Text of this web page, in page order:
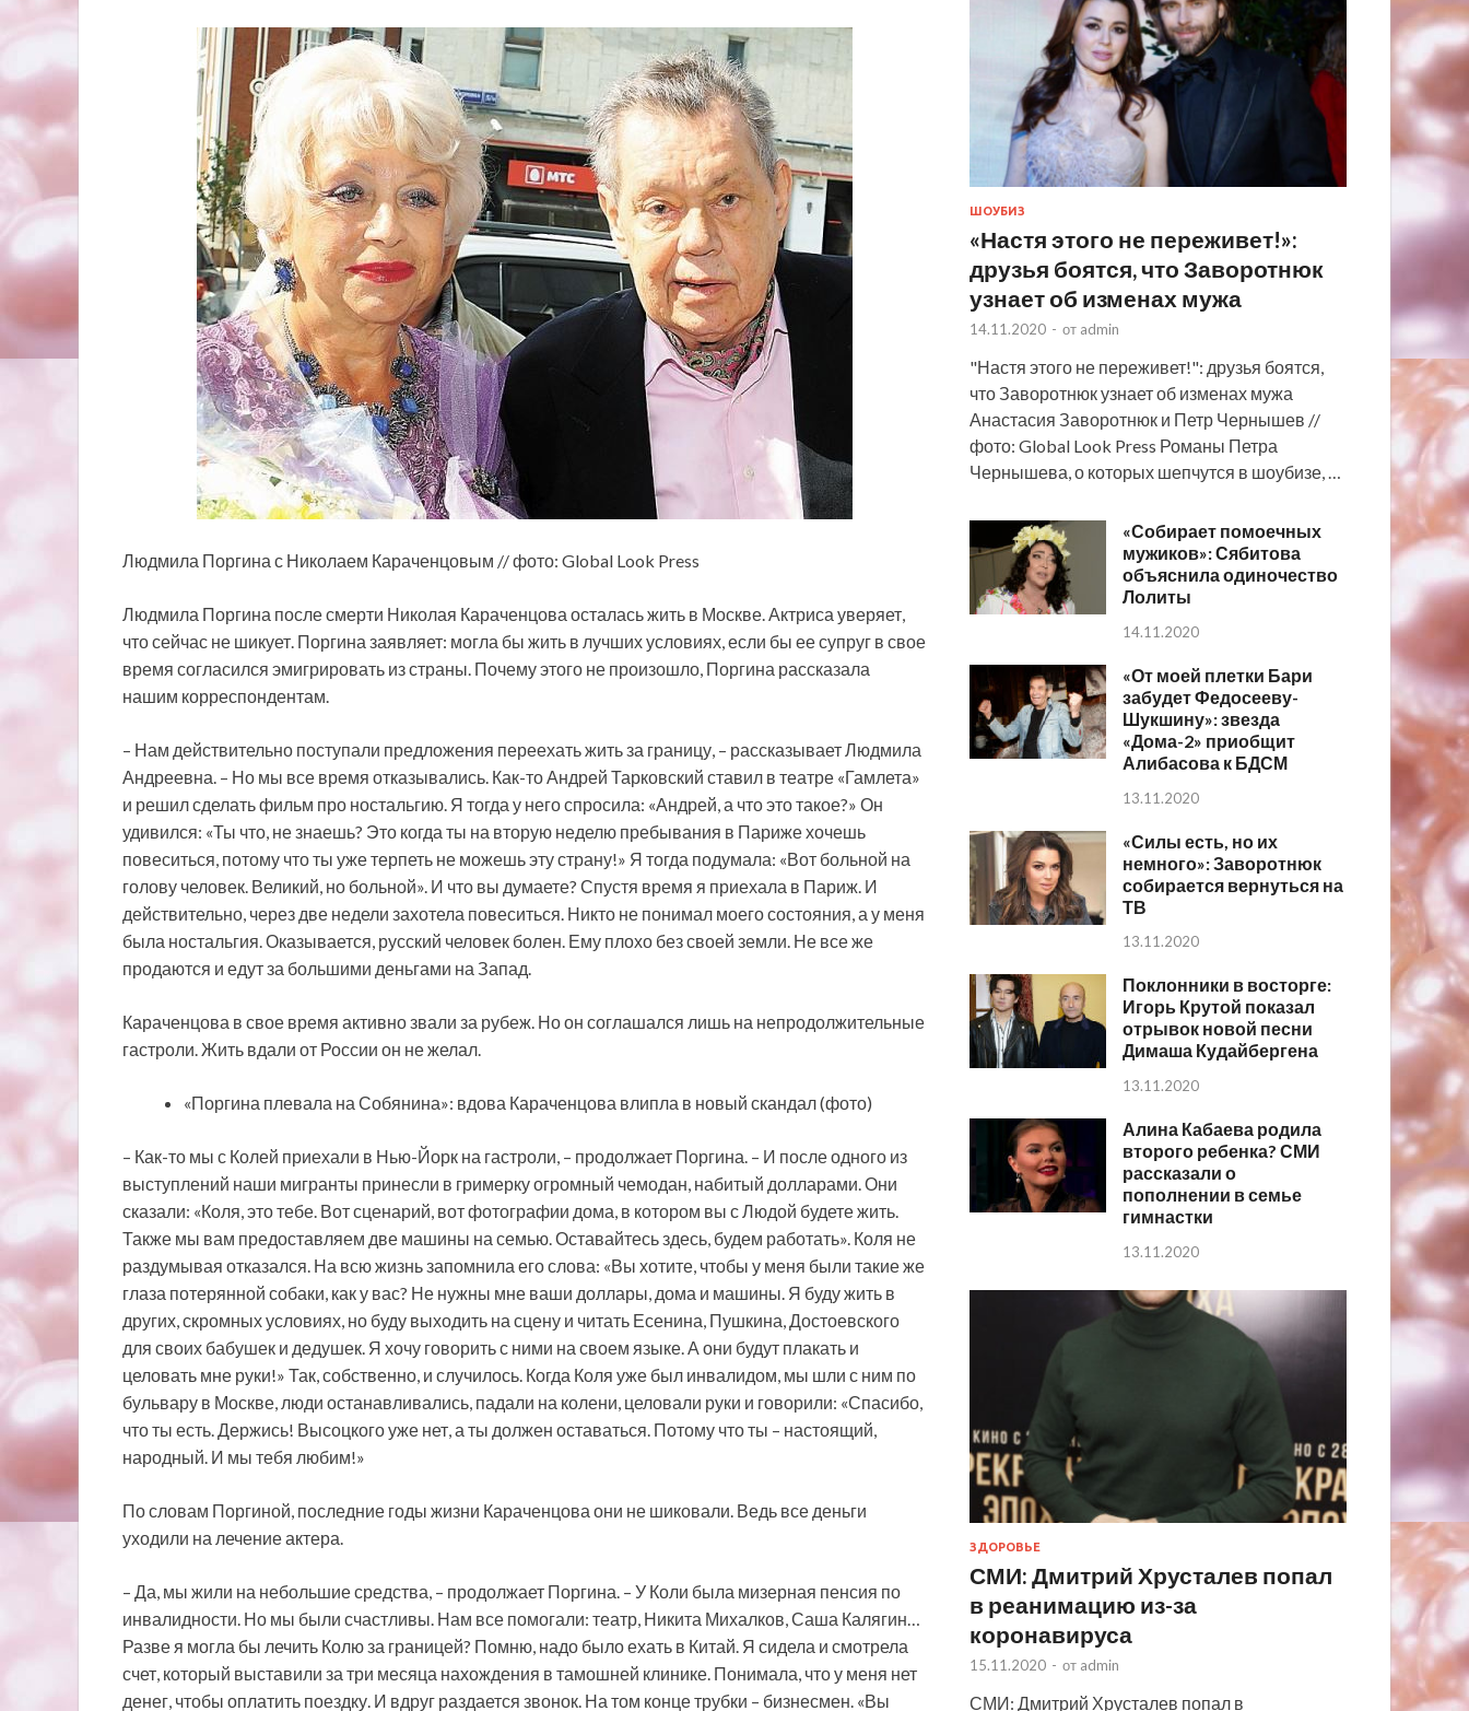
Людмила Поргина с Николаем Караченцовым // фото: Global Look Press
Людмила Поргина после смерти Николая Караченцова осталась жить в Москве. Актриса уверяет,
что сейчас не шикует. Поргина заявляет: могла бы жить в лучших условиях, если бы ее супруг в свое
время согласился эмигрировать из страны. Почему этого не произошло, Поргина рассказала
нашим корреспондентам.
– Нам действительно поступали предложения переехать жить за границу, – рассказывает Людмила
Андреевна. – Но мы все время отказывались. Как-то Андрей Тарковский ставил в театре «Гамлета»
и решил сделать фильм про ностальгию. Я тогда у него спросила: «Андрей, а что это такое?» Он
удивился: «Ты что, не знаешь? Это когда ты на вторую неделю пребывания в Париже хочешь
повеситься, потому что ты уже терпеть не можешь эту страну!» Я тогда подумала: «Вот больной на
голову человек. Великий, но больной». И что вы думаете? Спустя время я приехала в Париж. И
действительно, через две недели захотела повеситься. Никто не понимал моего состояния, а у меня
была ностальгия. Оказывается, русский человек болен. Ему плохо без своей земли. Не все же
продаются и едут за большими деньгами на Запад.
Караченцова в свое время активно звали за рубеж. Но он соглашался лишь на непродолжительные
гастроли. Жить вдали от России он не желал.
«Поргина плевала на Собянина»: вдова Караченцова влипла в новый скандал (фото)
– Как-то мы с Колей приехали в Нью-Йорк на гастроли, – продолжает Поргина. – И после одного из
выступлений наши мигранты принесли в гримерку огромный чемодан, набитый долларами. Они
сказали: «Коля, это тебе. Вот сценарий, вот фотографии дома, в котором вы с Людой будете жить.
Также мы вам предоставляем две машины на семью. Оставайтесь здесь, будем работать». Коля не
раздумывая отказался. На всю жизнь запомнила его слова: «Вы хотите, чтобы у меня были такие же
глаза потерянной собаки, как у вас? Не нужны мне ваши доллары, дома и машины. Я буду жить в
других, скромных условиях, но буду выходить на сцену и читать Есенина, Пушкина, Достоевского
для своих бабушек и дедушек. Я хочу говорить с ними на своем языке. А они будут плакать и
целовать мне руки!» Так, собственно, и случилось. Когда Коля уже был инвалидом, мы шли с ним по
бульвару в Москве, люди останавливались, падали на колени, целовали руки и говорили: «Спасибо,
что ты есть. Держись! Высоцкого уже нет, а ты должен оставаться. Потому что ты – настоящий,
народный. И мы тебя любим!»
По словам Поргиной, последние годы жизни Караченцова они не шиковали. Ведь все деньги
уходили на лечение актера.
– Да, мы жили на небольшие средства, – продолжает Поргина. – У Коли была мизерная пенсия по
инвалидности. Но мы были счастливы. Нам все помогали: театр, Никита Михалков, Саша Калягин…
Разве я могла бы лечить Колю за границей? Помню, надо было ехать в Китай. Я сидела и смотрела
счет, который выставили за три месяца нахождения в тамошней клинике. Понимала, что у меня нет
денег, чтобы оплатить поездку. И вдруг раздается звонок. На том конце трубки – бизнесмен. «Вы
ШОУБИЗ
«Настя этого не переживет!»:
друзья боятся, что Заворотнюк
узнает об изменах мужа
14.11.2020 - от admin
"Настя этого не переживет!": друзья боятся,
что Заворотнюк узнает об изменах мужа
Анастасия Заворотнюк и Петр Чернышев //
фото: Global Look Press Романы Петра
Чернышева, о которых шепчутся в шоубизе, …
«Собирает помоечных
мужиков»: Сябитова
объяснила одиночество
Лолиты
14.11.2020
«От моей плетки Бари
забудет Федосееву-
Шукшину»: звезда
«Дома-2» приобщит
Алибасова к БДСМ
13.11.2020
«Силы есть, но их
немного»: Заворотнюк
собирается вернуться на
ТВ
13.11.2020
Поклонники в восторге:
Игорь Крутой показал
отрывок новой песни
Димаша Кудайбергена
13.11.2020
Алина Кабаева родила
второго ребенка? СМИ
рассказали о
пополнении в семье
гимнастки
13.11.2020
ЗДОРОВЬЕ
СМИ: Дмитрий Хрусталев попал
в реанимацию из-за
коронавируса
15.11.2020 - от admin
СМИ: Дмитрий Хрусталев попал в